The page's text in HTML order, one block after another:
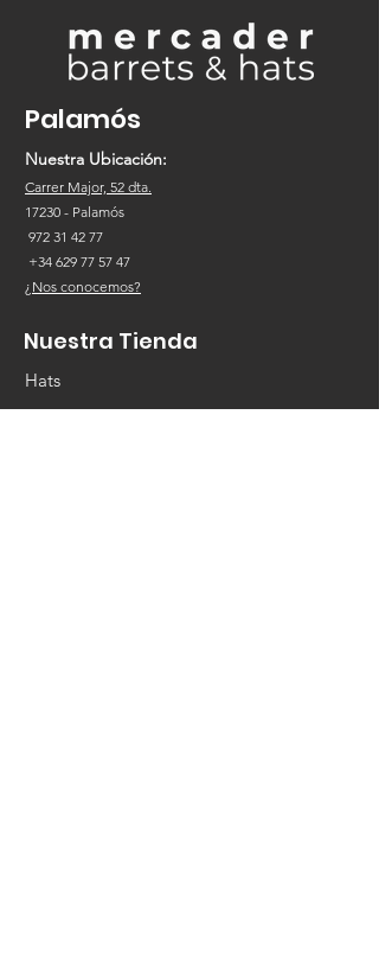
Palamós
Nuestra Ubicación:
Carrer Major, 52 dta.
17230 - Palamós
972 31 42 77
+34 629 77 57 47
¿Nos conocemos?
Nuestra Tienda
Hats
Pamelas / Cloché